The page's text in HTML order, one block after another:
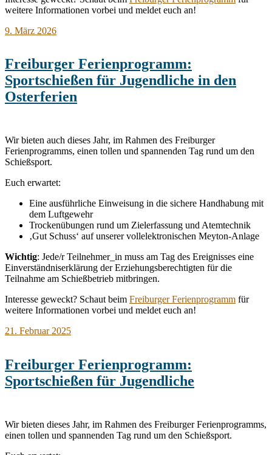
weitere Informationen vorbei und meldet euch an!
9. März 2026
Freiburger Ferienprogramm:
Sportschießen für Jugendliche in den
Osterferien
Wir bieten auch dieses Jahr, im Rahmen des Freiburger
Ferienprogramms, einen tollen und spannenden Tag rund um den
Schießsport.
Euch erwartet:
Eine ausführliche Einweisung in die sichere Handhabung mit
dem Luftgewehr
Trockenübungen rund um Zielerfassung und Atemtechnik
‚Gut Schuss‘ auf unserer vollelektronischen Meyton-Anlage
Wichtig: Jede/r Teilnehmer_in muss am Tag des Ereignisses eine
Einverständniserklärung der Erziehungsberechtigten für die
Teilnahme am Schießbetrieb mitbringen.
Interesse geweckt? Schaut beim Freiburger Ferienprogramm für
weitere Informationen vorbei und meldet euch an!
21. Februar 2025
Freiburger Ferienprogramm:
Sportschießen für Jugendliche
Wir bieten dieses Jahr, im Rahmen des Freiburger Ferienprogramms,
einen tollen und spannenden Tag rund um den Schießsport.